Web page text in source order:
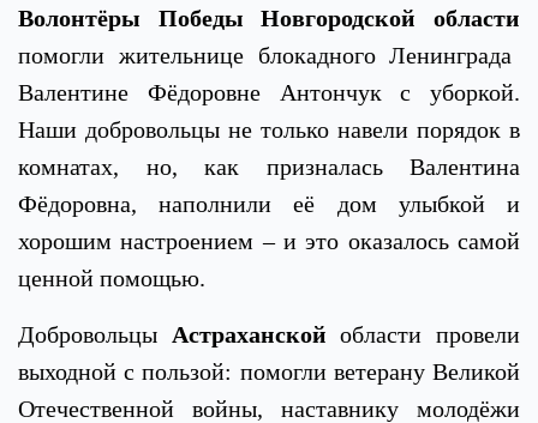
Волонтёры Победы Новгородской области
помогли жительнице блокадного Ленинграда
Валентине Фёдоровне Антончук с уборкой.
Наши добровольцы не только навели порядок в
комнатах, но, как призналась Валентина
Фёдоровна, наполнили её дом улыбкой и
хорошим настроением – и это оказалось самой
ценной помощью.
Добровольцы Астраханскойобласти провели
выходной с пользой: помогли ветерану Великой
Отечественной войны, наставнику молодёжи